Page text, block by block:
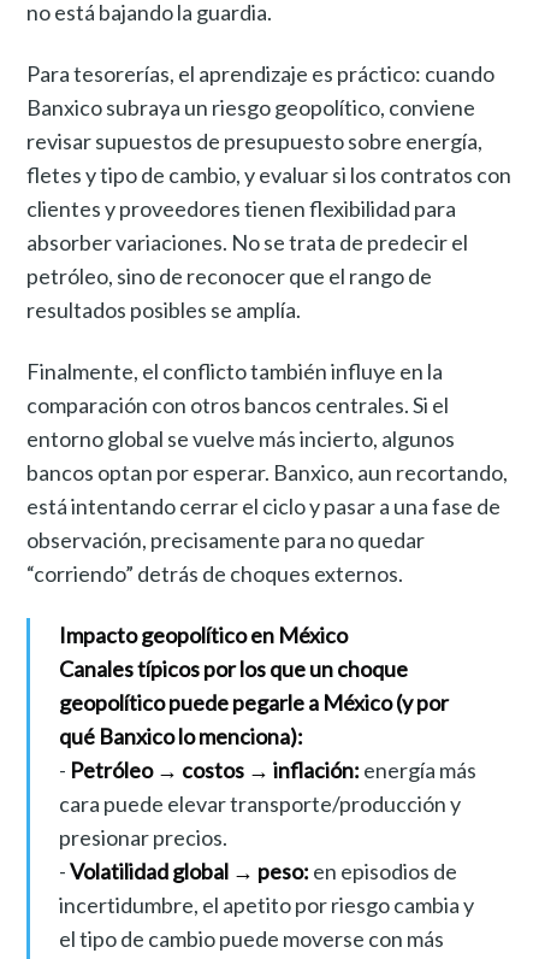
no está bajando la guardia.
Para tesorerías, el aprendizaje es práctico: cuando
Banxico subraya un riesgo geopolítico, conviene
revisar supuestos de presupuesto sobre energía,
fletes y tipo de cambio, y evaluar si los contratos con
clientes y proveedores tienen flexibilidad para
absorber variaciones. No se trata de predecir el
petróleo, sino de reconocer que el rango de
resultados posibles se amplía.
Finalmente, el conflicto también influye en la
comparación con otros bancos centrales. Si el
entorno global se vuelve más incierto, algunos
bancos optan por esperar. Banxico, aun recortando,
está intentando cerrar el ciclo y pasar a una fase de
observación, precisamente para no quedar
“corriendo” detrás de choques externos.
Impacto geopolítico en México
Canales típicos por los que un choque
geopolítico puede pegarle a México (y por
qué Banxico lo menciona):
- Petróleo → costos → inflación: energía más
cara puede elevar transporte/producción y
presionar precios.
-Volatilidad global → peso: en episodios de
incertidumbre, el apetito por riesgo cambia y
el tipo de cambio puede moverse con más